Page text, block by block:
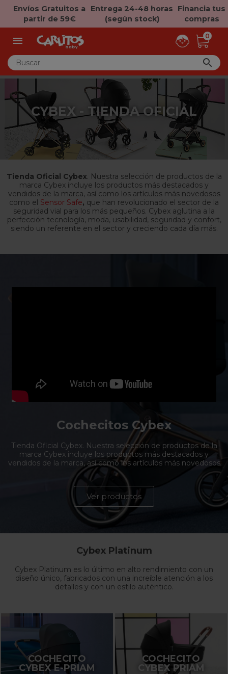
Envíos Gratuitos a
partir de 59€
Entrega 24-48 horas
(según stock)
Financia tus
compras
 0

CYBEX - TIENDA OFICIAL
Tienda Oficial Cybex. Nuestra selección de productos de la
marca Cybex incluye los productos más destacados y
vendidos de la marca, así como los artículos más novedosos
como el Sensor Safe, que han revolucionado el sector de la
seguridad vial para los más pequeños. Cybex aglutina a la
perfección tecnología, moda, usabilidad, seguridad y confort,
siendo un referente en el sector y creciendo cada día más.
Cochecitos Cybex
Tienda Oficial Cybex. Nuestra selección de productos de la
marca Cybex incluye los productos más destacados y
vendidos de la marca, así como los artículos más novedosos
Ver productos
Cybex Platinum
Cybex Platinum es lo último en alto rendimiento con un
diseño único, fabricados con una increíble atención a los
detalles y con un estilo auténtico.
COCHECITO
CYBEX E-PRIAM
COCHECITO
CYBEX PRIAM